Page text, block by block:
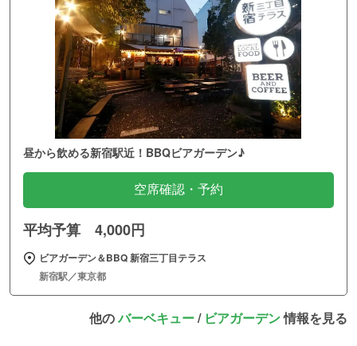
昼から飲める新宿駅近！BBQビアガーデン♪
空席確認・予約
平均予算 4,000円
ビアガーデン＆BBQ 新宿三丁目テラス
新宿駅／東京都
他のバーベキュー/ ビアガーデン情報を見る